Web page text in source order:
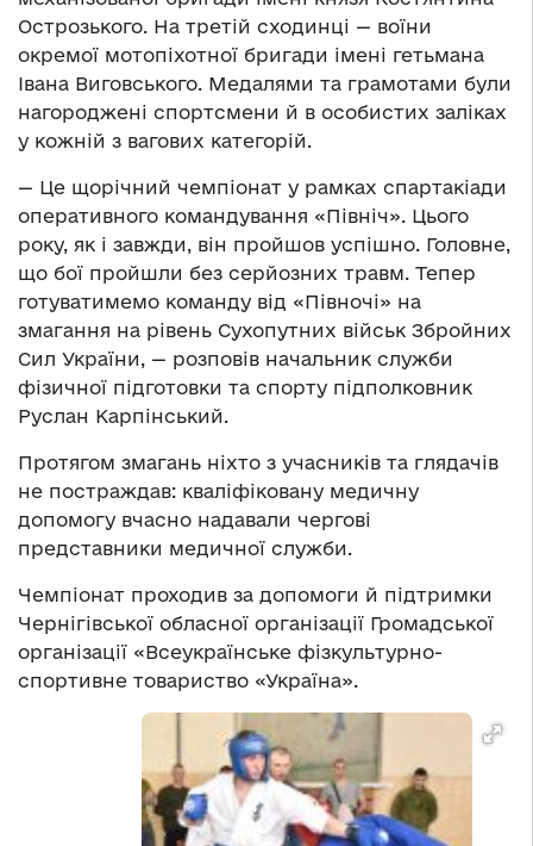
Острозького. На третій сходинці — воїни
окремої мотопіхотної бригади імені гетьмана
Івана Виговського. Медалями та грамотами були
нагороджені спортсмени й в особистих заліках
у кожній з вагових категорій.
— Це щорічний чемпіонат у рамках спартакіади
оперативного командування «Північ». Цього
року, як і завжди, він пройшов успішно. Головне,
що бої пройшли без серйозних травм. Тепер
готуватимемо команду від «Півночі» на
змагання на рівень Сухопутних військ Збройних
Сил України, — розповів начальник служби
фізичної підготовки та спорту підполковник
Руслан Карпінський.
Протягом змагань ніхто з учасників та глядачів
не постраждав: кваліфіковану медичну
допомогу вчасно надавали чергові
представники медичної служби.
Чемпіонат проходив за допомоги й підтримки
Чернігівської обласної організації Громадської
організації «Всеукраїнське фізкультурно-
спортивне товариство «Україна».